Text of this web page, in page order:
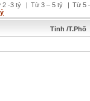
2 -3 tỷ | Từ 3 – 5 tỷ | Từ 5
Tỉnh /T.Phố